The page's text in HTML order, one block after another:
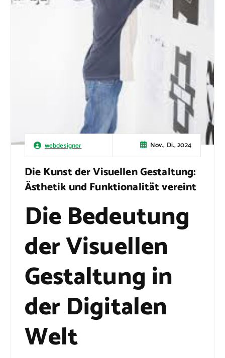
webdesigner Nov., Di., 2024
Die Kunst der Visuellen Gestaltung:
Ästhetik und Funktionalität vereint
Die Bedeutung
der Visuellen
Gestaltung in
der Digitalen
Welt